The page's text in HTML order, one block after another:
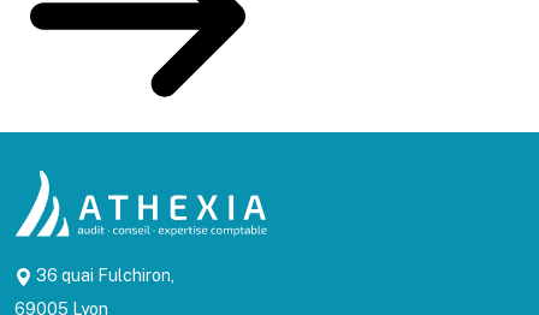
36 quai Fulchiron,
69005 Lyon